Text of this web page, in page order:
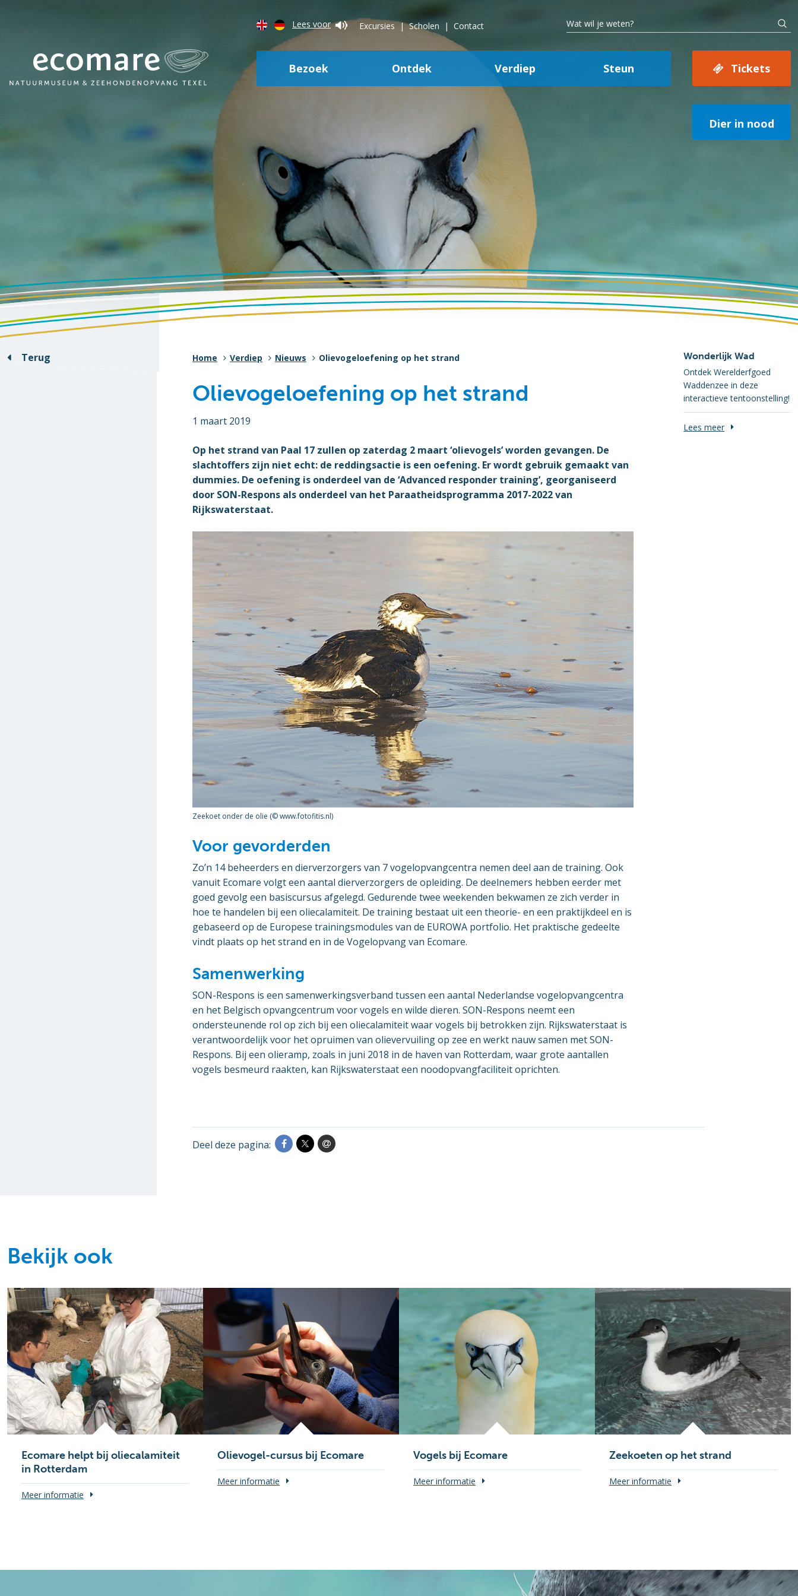
Lees voor Excursies Scholen Contact
Bezoek Ontdek Verdiep Steun Tickets
Dier in nood
Terug Home Verdiep Nieuws Olievogeloefening op het strand
Olievogeloefening op het strand
1 maart 2019
Op het strand van Paal 17 zullen op zaterdag 2 maart ‘olievogels’ worden gevangen. De
slachtoffers zijn niet echt: de reddingsactie is een oefening. Er wordt gebruik gemaakt van
dummies. De oefening is onderdeel van de ‘Advanced responder training’, georganiseerd
door SON-Respons als onderdeel van het Paraatheidsprogramma 2017-2022 van
Rijkswaterstaat.
Zeekoet onder de olie (© www.fotofitis.nl)
Voor gevorderden
Zo’n 14 beheerders en dierverzorgers van 7 vogelopvangcentra nemen deel aan de training. Ook
vanuit Ecomare volgt een aantal dierverzorgers de opleiding. De deelnemers hebben eerder met
goed gevolg een basiscursus afgelegd. Gedurende twee weekenden bekwamen ze zich verder in
hoe te handelen bij een oliecalamiteit. De training bestaat uit een theorie- en een praktijkdeel en is
gebaseerd op de Europese trainingsmodules van de EUROWA portfolio. Het praktische gedeelte
vindt plaats op het strand en in de Vogelopvang van Ecomare.
Samenwerking
SON-Respons is een samenwerkingsverband tussen een aantal Nederlandse vogelopvangcentra
en het Belgisch opvangcentrum voor vogels en wilde dieren. SON-Respons neemt een
ondersteunende rol op zich bij een oliecalamiteit waar vogels bij betrokken zijn. Rijkswaterstaat is
verantwoordelijk voor het opruimen van olievervuiling op zee en werkt nauw samen met SON-
Respons. Bij een olieramp, zoals in juni 2018 in de haven van Rotterdam, waar grote aantallen
vogels besmeurd raakten, kan Rijkswaterstaat een noodopvangfaciliteit oprichten.
Deel deze pagina:
Wonderlijk Wad
Ontdek Werelderfgoed
Waddenzee in deze
interactieve tentoonstelling!
Lees meer
Bekijk ook
Ecomare helpt bij oliecalamiteit
in Rotterdam
Meer informatie
Olievogel-cursus bij Ecomare
Meer informatie
Vogels bij Ecomare
Meer informatie
Zeekoeten op het strand
Meer informatie